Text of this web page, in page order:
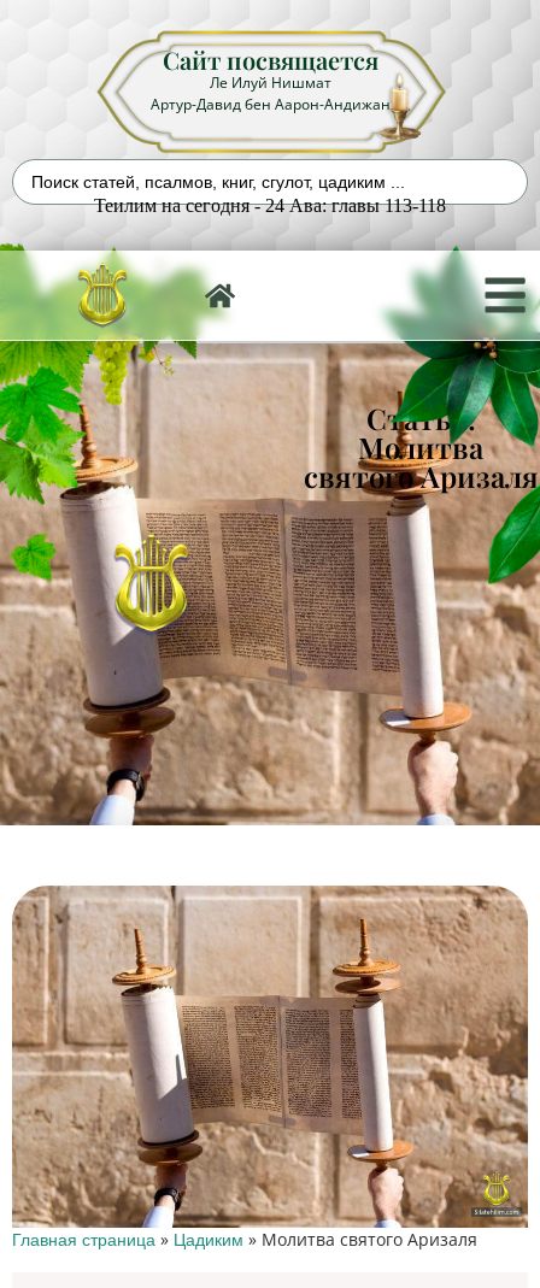
Сайт посвящается
Ле Илуй Нишмат
Артур-Давид бен Аарон-Андижан
Теилим на сегодня - 24 Ава: главы 113-118
Статья:
Молитва
святого Аризаля
Главная страница » Цадиким » Молитва святого Аризаля